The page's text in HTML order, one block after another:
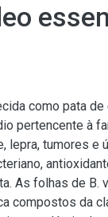
como pata de
pertencente à
lepra, tumores e
As folhas de B.
compostos da